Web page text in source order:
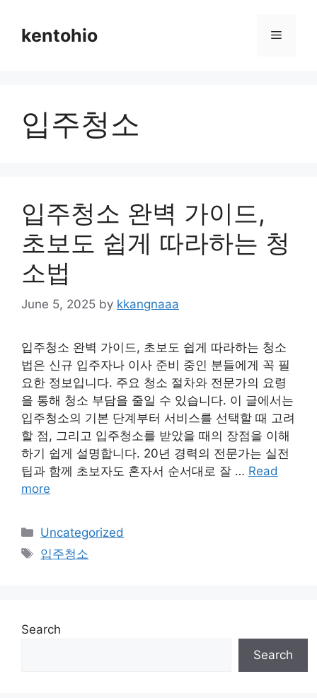
contentkentohio Menu
입주청소
입주청소 완벽 가이드,
초보도 쉽게 따라하는 청
소법
June 5, 2025 by kkangnaaa
입주청소 완벽 가이드, 초보도 쉽게 따라하는 청소
법은 신규 입주자나 이사 준비 중인 분들에게 꼭 필
요한 정보입니다. 주요 청소 절차와 전문가의 요령
을 통해 청소 부담을 줄일 수 있습니다. 이 글에서는
입주청소의 기본 단계부터 서비스를 선택할 때 고려
할 점, 그리고 입주청소를 받았을 때의 장점을 이해
하기 쉽게 설명합니다. 20년 경력의 전문가는 실전
팁과 함께 초보자도 혼자서 순서대로 잘 … Read
more
Categories
Uncategorized
Tags
입주청소
Search
Search